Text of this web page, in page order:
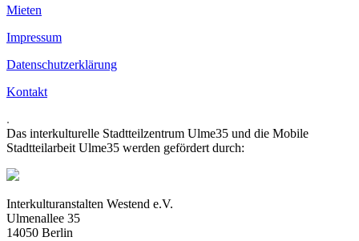
Mieten
Impressum
Datenschutzerklärung
Kontakt
.
Das interkulturelle Stadtteilzentrum Ulme35 und die Mobile
Stadtteilarbeit Ulme35 werden gefördert durch:
Interkulturanstalten Westend e.V.
Ulmenallee 35
14050 Berlin